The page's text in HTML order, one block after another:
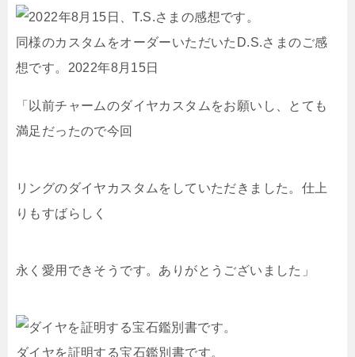
同様のカスタムをオーダーいただいたD.S.さまのご感
想です。2022年8月15日
「以前チャームのダイヤカスタムをお願いし、とても
満足だったので今回
リングのダイヤカスタムをしていただきました。仕上
りもすばらしく
永く愛用できそうです。ありがとうございました」
ダイヤを証明する宝石鑑別書です。